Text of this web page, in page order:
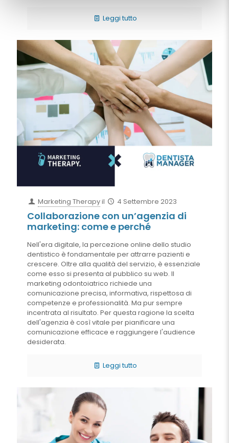
Leggi tutto
Marketing Therapyil 4 Settembre 2023
Collaborazione con un’agenzia di
marketing: come e perché
Nell'era digitale, la percezione online dello studio
dentistico è fondamentale per attrarre pazienti e
crescere. Oltre alla qualità del servizio, è essenziale
come esso si presenta al pubblico su web. Il
marketing odontoiatrico richiede una
comunicazione precisa, informativa, rispettosa di
competenze e professionalità. Ma pur sempre
incentrata al risultato. Per questa ragione la scelta
dell'agenzia è così vitale per pianificare una
comunicazione efficace e raggiungere l'audience
desiderata.
Leggi tutto